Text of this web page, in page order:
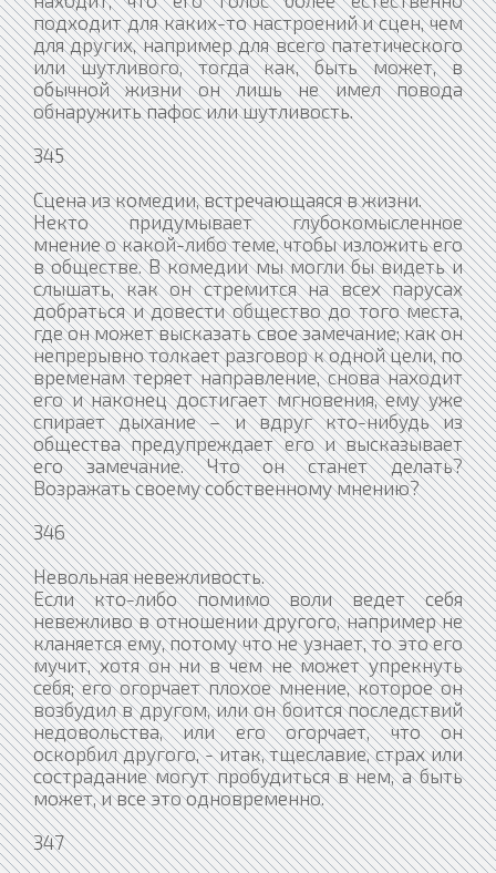
подходит для каких-то настроений и сцен, чем
для других, например для всего патетического
или шутливого, тогда как, быть может, в
обычной жизни он лишь не имел повода
обнаружить пафос или шутливость.
345
Сцена из комедии, встречающаяся в жизни.
Некто придумывает глубокомысленное
мнение о какой-либо теме, чтобы изложить его
в обществе. В комедии мы могли бы видеть и
слышать, как он стремится на всех парусах
добраться и довести общество до того места,
где он может высказать свое замечание; как он
непрерывно толкает разговор к одной цели, по
временам теряет направление, снова находит
его и наконец достигает мгновения, ему уже
спирает дыхание – и вдруг кто-нибудь из
общества предупреждает его и высказывает
его замечание. Что он станет делать?
Возражать своему собственному мнению?
346
Невольная невежливость.
Если кто-либо помимо воли ведет себя
невежливо в отношении другого, например не
кланяется ему, потому что не узнает, то это его
мучит, хотя он ни в чем не может упрекнуть
себя; его огорчает плохое мнение, которое он
возбудил в другом, или он боится последствий
недовольства, или его огорчает, что он
оскорбил другого, - итак, тщеславие, страх или
сострадание могут пробудиться в нем, а быть
может, и все это одновременно.
347